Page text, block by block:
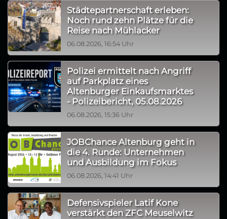
Städtepartnerschaft erleben:
Noch rund zehn Plätze für die
Reise nach Mühlacker
06.08.2026, 16:54 Uhr
Polizei ermittelt nach Angriff
auf Parkplatz eines
Altenburger Einkaufsmarktes
- Polizeibericht, 05.08.2026
06.08.2026, 15:36 Uhr
JOBChance Altenburg geht in
die 4. Runde: Unternehmen
und Ausbildung im Fokus
06.08.2026, 14:41 Uhr
Defensivspieler Latif Kone
verstärkt den ZFC Meuselwitz